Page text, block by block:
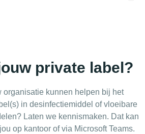
private label?
organisatie kunnen helpen bij het
in desinfectiemiddel of vloeibare
Laten we kennismaken. Dat kan
op kantoor of via Microsoft Teams.